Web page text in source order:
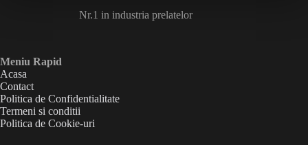
Nr.1 in industria prelatelor
Meniu Rapid
Acasa
Contact
Politica de Confidentialitate
Termeni si conditii
Politica de Cookie-uri